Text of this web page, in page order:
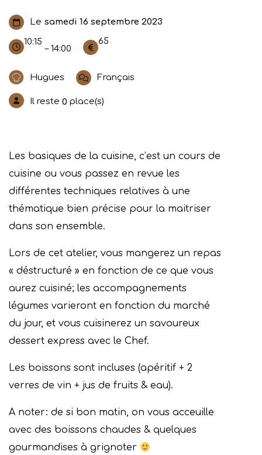
Le samedi 16 septembre 2023
10:15
– 14:00
65
Hugues Français
Il reste 0 place(s)
Les basiques de la cuisine, c’est un cours de
cuisine ou vous passez en revue les
différentes techniques relatives à une
thématique bien précise pour la maitriser
dans son ensemble.
Lors de cet atelier, vous mangerez un repas
« déstructuré » en fonction de ce que vous
aurez cuisiné; les accompagnements
légumes varieront en fonction du marché
du jour, et vous cuisinerez un savoureux
dessert express avec le Chef.
Les boissons sont incluses (apéritif + 2
verres de vin + jus de fruits & eau).
A noter: de si bon matin, on vous acceuille
avec des boissons chaudes & quelques
gourmandises à grignoter